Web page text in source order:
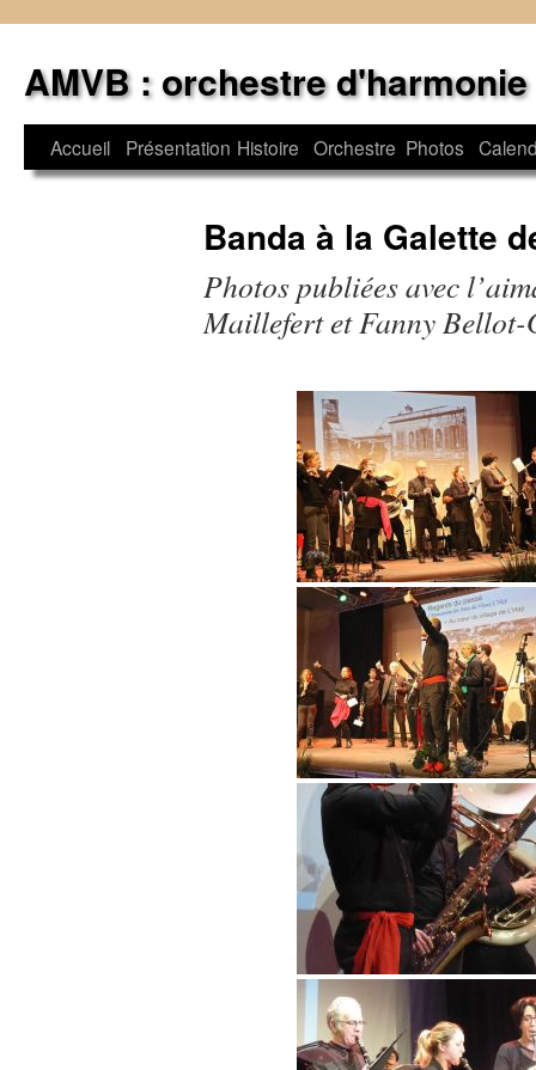
contenu
AMVB : orchestre d'harmonie
Accueil Présentation Histoire Orchestre Photos
Banda à la Galette
Photos publiées avec
Maillefert et Fanny Bellot-